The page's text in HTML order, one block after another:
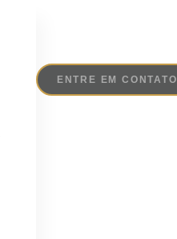
ENTRE EM CONTATO